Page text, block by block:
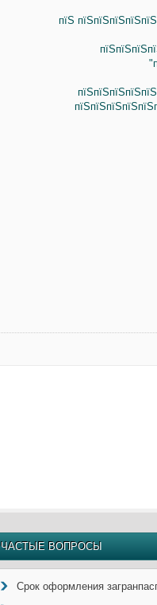
пїЅ
ЧАСТЫЕ ВОПРОСЫ
Срок оформления